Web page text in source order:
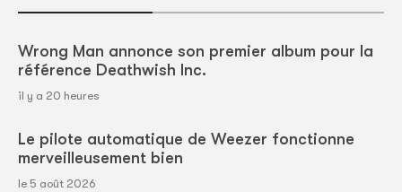
Wrong Man annonce son premier album pour la
référence Deathwish Inc.
il y a 20 heures
Le pilote automatique de Weezer fonctionne
merveilleusement bien
le 5 août 2026